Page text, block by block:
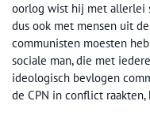
oorlog wist hij met allerlei
dus ook met mensen uit
communisten moesten
sociale man, die met
ideologisch bevlogen
de CPN in conflict raakten,